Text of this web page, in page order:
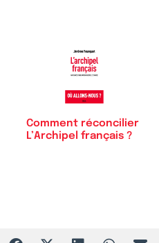
Comment réconcilier
L’Archipel français ?